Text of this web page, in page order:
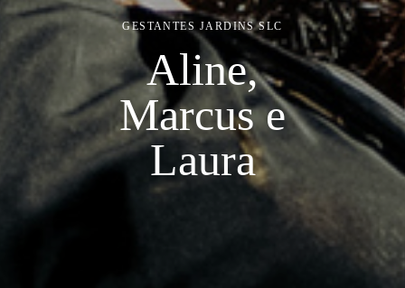
GESTANTES JARDINS SLC
Aline,
Marcus e
Laura